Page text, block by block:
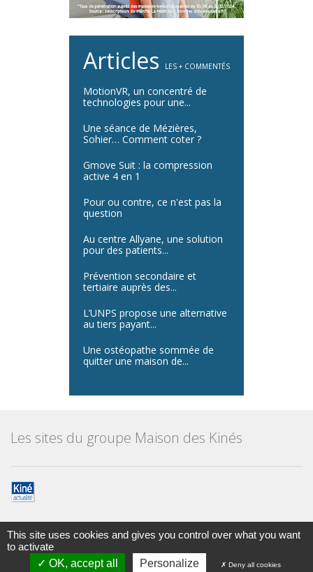
Articles LES + COMMENTÉS
MotionVR, un concentré de
technologies pour une...
Une séance de Mézières,
Sohier… Comment coter ?
Gmove Suit : la compression
active 4 en 1
Pour ou contre, ce n'est pas la
question
Au centre Allyane, une solution
pour des patients...
Prévention secondaire et
tertiaire auprès des...
L’UNPS propose une alternative
au tiers payant...
Une ostéopathe sommée de
quitter une maison de...
Les sites du groupe Maison des Kinés
Maison des kinésithérapeutes
This site uses cookies and gives you control over what you want
to activate
OK, accept all
Personalize Deny all cookies